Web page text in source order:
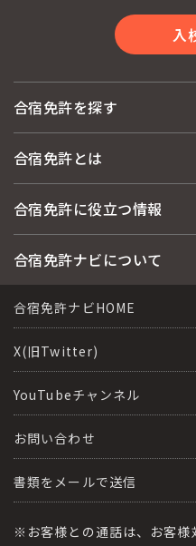
入
合宿免許を探す
全国 教習所一覧
運転免許の種類(車種)
格安シーズン料金
出発地別おすすめ校
こだわり、テーマから探す
360度パノラマ教習所
教育訓練給付金制度
合宿免許とは
合宿免許とは
合宿免許選びのアドバイス
合宿免許の入校までの流れ
合宿免許での免許取得の流れ
運転免許別モデルスケジュール
保護者の方へ
合宿に関わる料金について
合宿免許に役立つ情報
合宿免許に役立つ情報
免許取消・失効による再取得
冬・雪国の合宿免許は大丈夫？
みんなが選んだ合宿免許の条件
大型免許体験記
全国の運転免許試験場(免許セ
合宿免許ナビについて
会社情報・代表メッセージ
会社概要
会社沿革・歴史
合宿免許ナビHOME
X(旧Twitter)
YouTubeチャンネル
お問い合わせ
書類をメールで送信
※お客様との通話は、お客様